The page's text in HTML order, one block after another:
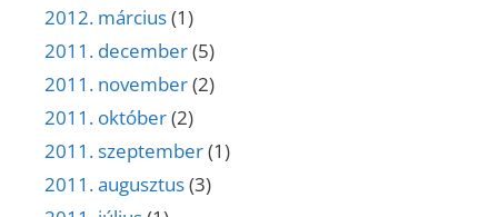
2012. március(1)
2011. december(5)
2011. november(2)
2011. október(2)
2011. szeptember(1)
2011. augusztus(3)